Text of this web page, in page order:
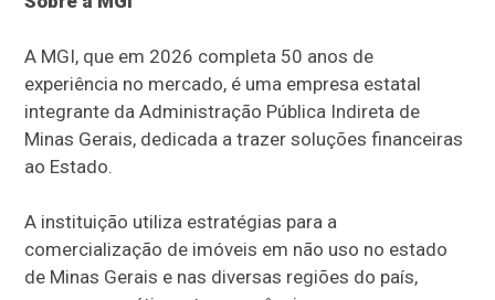
A MGI, que em 2026 completa 50 anos de
experiência no mercado, é uma empresa estatal
integrante da Administração Pública Indireta de
Minas Gerais, dedicada a trazer soluções financeiras
ao Estado.
A instituição utiliza estratégias para a
comercialização de imóveis em não uso no estado
de Minas Gerais e nas diversas regiões do país,